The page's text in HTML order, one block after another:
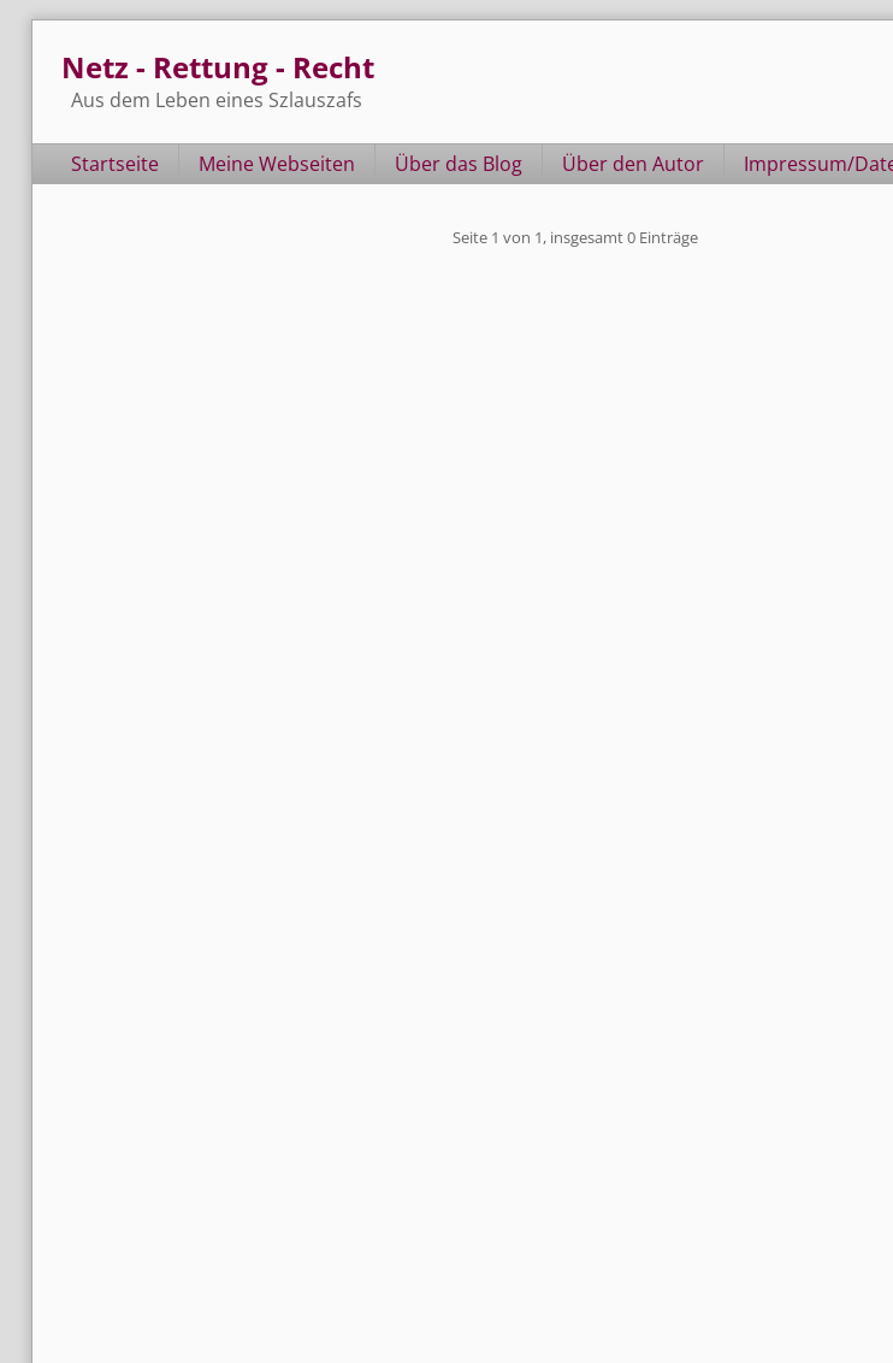
Netz - Rettung - Recht
Aus dem Leben eines Szlauszafs
Navigation
Startseite Meine Webseiten Über das Blog Über den Autor Impressum/
Seite 1 von 1, insgesamt 0 Einträge